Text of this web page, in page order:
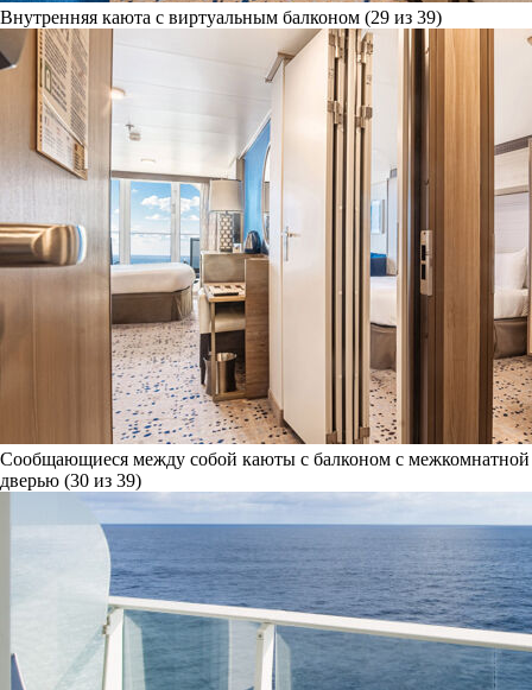
Внутренняя каюта с виртуальным балконом (29 из 39)
Сообщающиеся между собой каюты с балконом с межкомнатной
дверью (30 из 39)